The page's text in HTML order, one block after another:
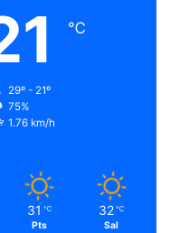
℃
29º - 21º
75%
1.76 km/h
31 ℃
Pts
32 ℃
Sal